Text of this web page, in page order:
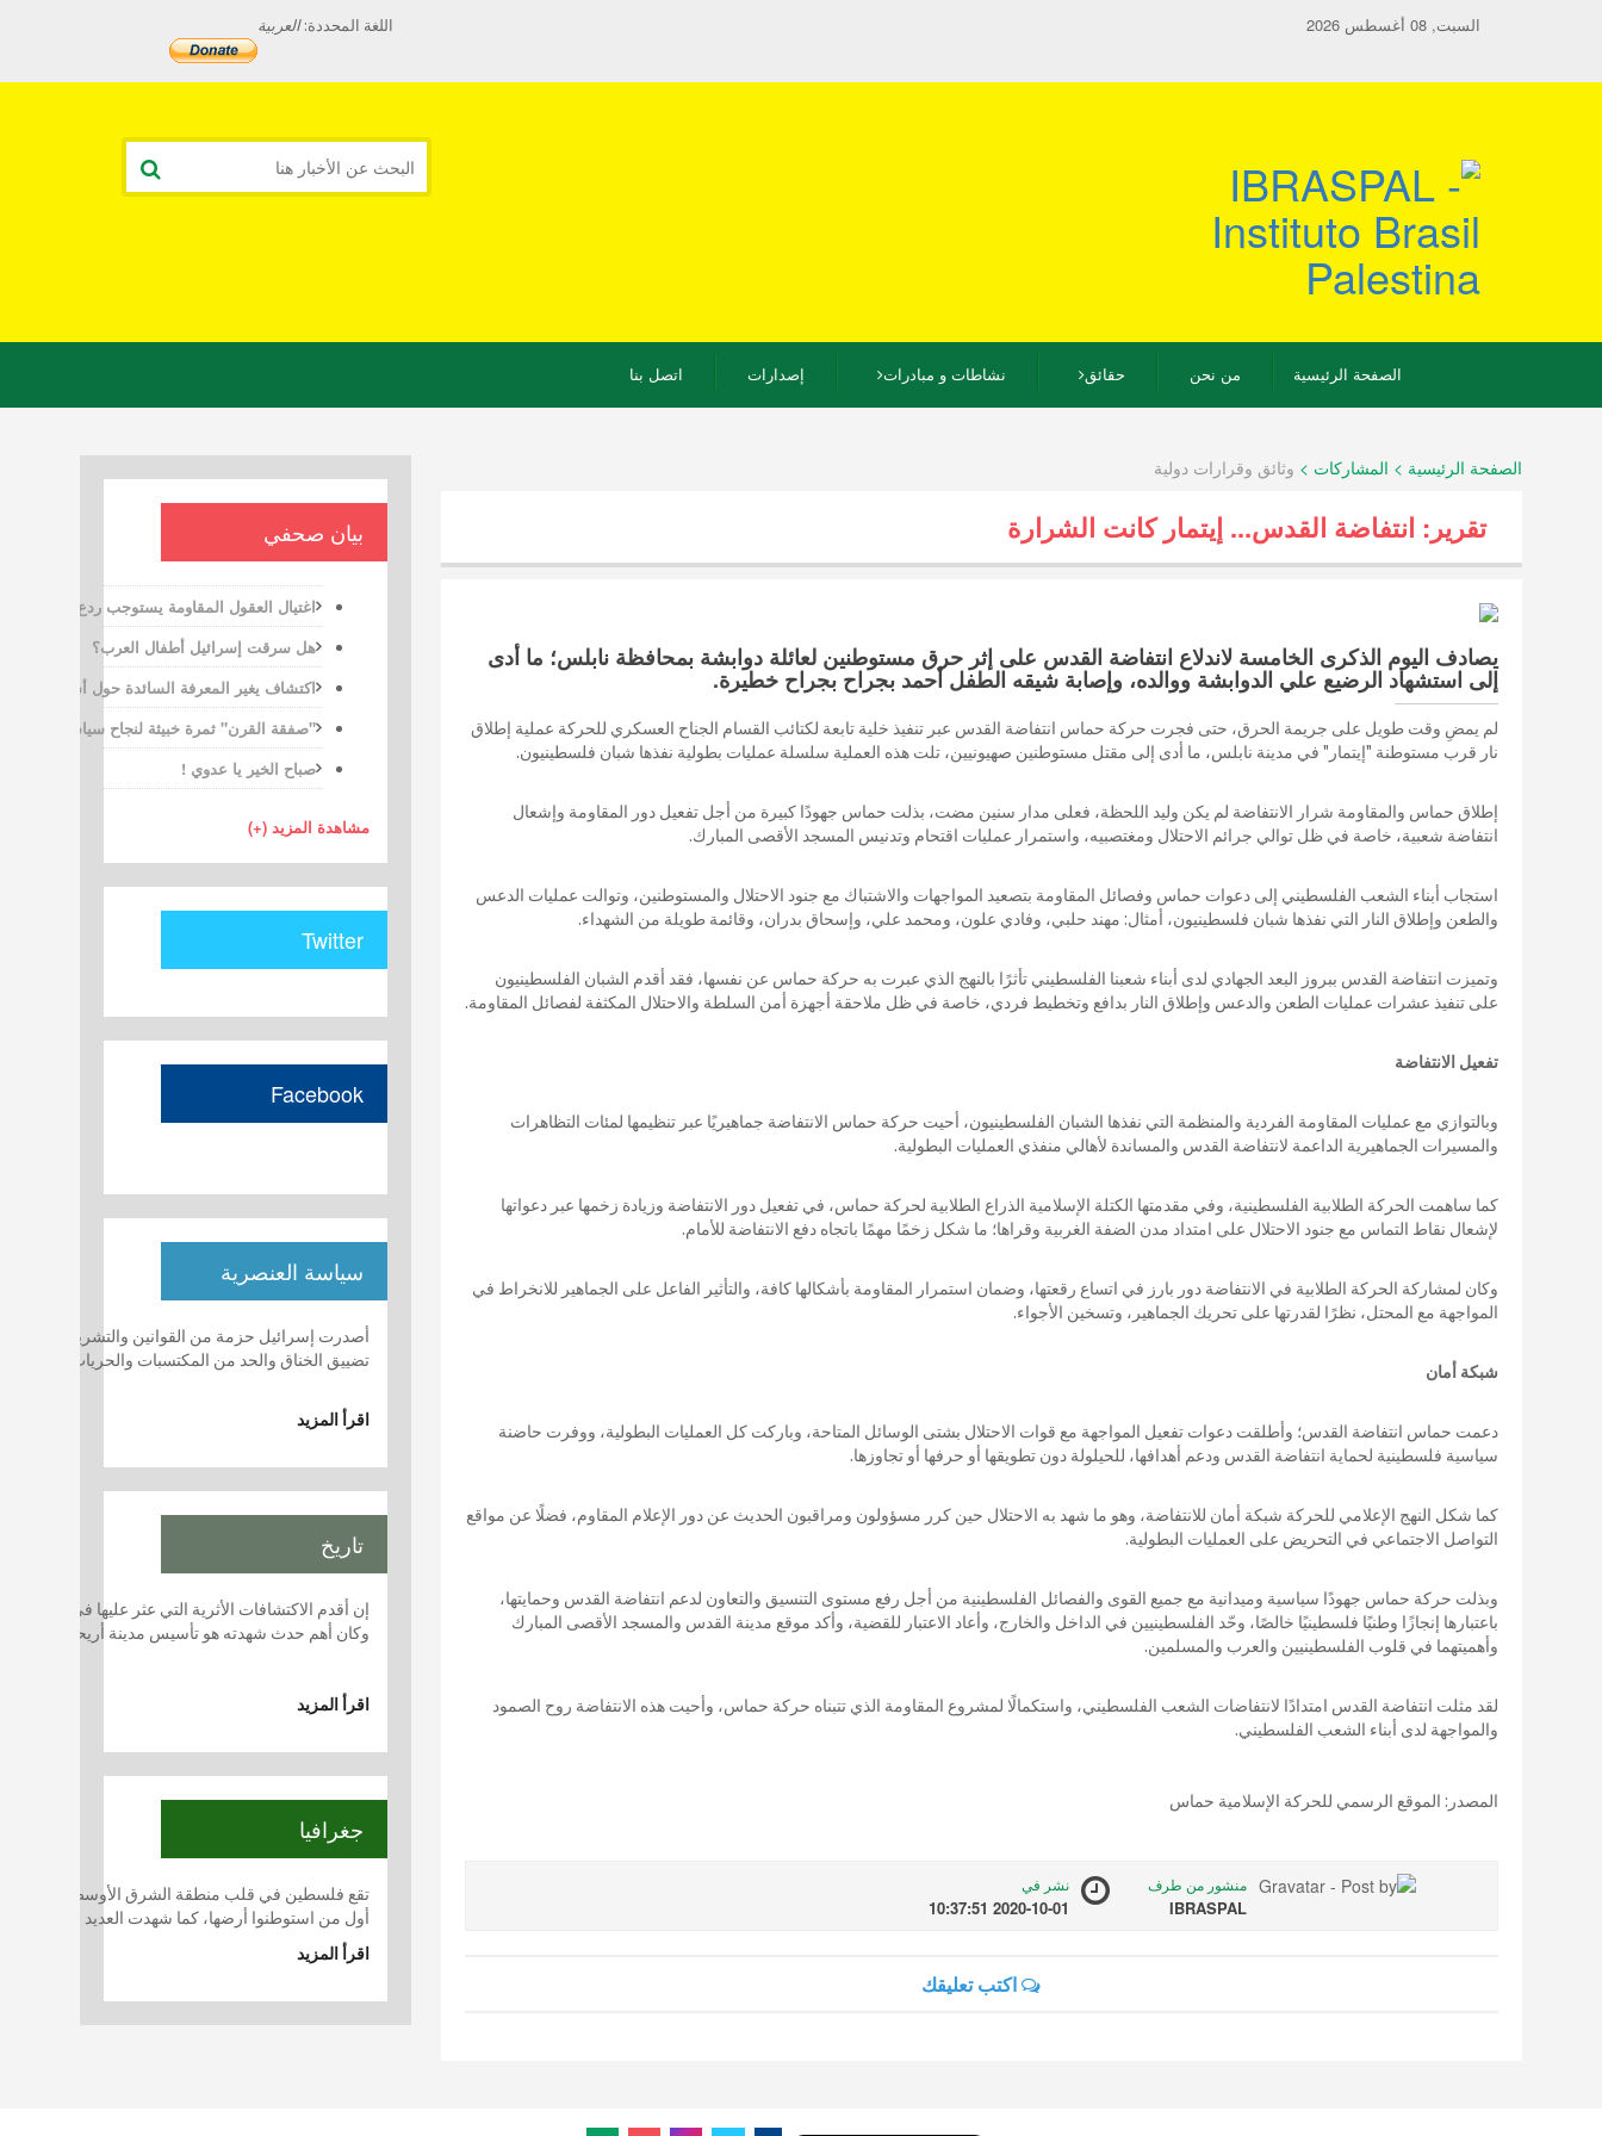
السبت, 08 أغسطس 2026 اللغة المحددة:العربية
الصفحة الرئيسية من نحن حقائق نشاطات و مبادرات إصدارات اتصل بنا
الصفحة الرئيسية > المشاركات > وثائق وقرارات دولية
تقرير: انتفاضة القدس... إيتمار كانت الشرارة
يصادف اليوم الذكرى الخامسة لاندلاع انتفاضة القدس على إثر حرق مستوطنين لعائلة دوابشة بمحافظة نابلس؛ ما أدى
إلى استشهاد الرضيع علي الدوابشة ووالده، وإصابة شيقه الطفل أحمد بجراح بجراح خطيرة.
لم يمضِ وقت طويل على جريمة الحرق، حتى فجرت حركة حماس انتفاضة القدس عبر تنفيذ خلية تابعة لكتائب القسام الجناح العسكري للحركة عملية إطلاق
نار قرب مستوطنة "إيتمار" في مدينة نابلس، ما أدى إلى مقتل مستوطنين صهيونيين، تلت هذه العملية سلسلة عمليات بطولية نفذها شبان فلسطينيون.
إطلاق حماس والمقاومة شرار الانتفاضة لم يكن وليد اللحظة، فعلى مدار سنين مضت، بذلت حماس جهودًا كبيرة من أجل تفعيل دور المقاومة وإشعال
انتفاضة شعبية، خاصة في ظل توالي جرائم الاحتلال ومغتصبيه، واستمرار عمليات اقتحام وتدنيس المسجد الأقصى المبارك.
استجاب أبناء الشعب الفلسطيني إلى دعوات حماس وفصائل المقاومة بتصعيد المواجهات والاشتباك مع جنود الاحتلال والمستوطنين، وتوالت عمليات الدعس
والطعن وإطلاق النار التي نفذها شبان فلسطينيون، أمثال: مهند حلبي، وفادي علون، ومحمد علي، وإسحاق بدران، وقائمة طويلة من الشهداء.
وتميزت انتفاضة القدس ببروز البعد الجهادي لدى أبناء شعبنا الفلسطيني تأثرًا بالنهج الذي عبرت به حركة حماس عن نفسها، فقد أقدم الشبان الفلسطينيون
على تنفيذ عشرات عمليات الطعن والدعس وإطلاق النار بدافع وتخطيط فردي، خاصة في ظل ملاحقة أجهزة أمن السلطة والاحتلال المكثفة لفصائل المقاومة.
تفعيل الانتفاضة
وبالتوازي مع عمليات المقاومة الفردية والمنظمة التي نفذها الشبان الفلسطينيون، أحيت حركة حماس الانتفاضة جماهيريًا عبر تنظيمها لمئات التظاهرات
والمسيرات الجماهيرية الداعمة لانتفاضة القدس والمساندة لأهالي منفذي العمليات البطولية.
كما ساهمت الحركة الطلابية الفلسطينية، وفي مقدمتها الكتلة الإسلامية الذراع الطلابية لحركة حماس، في تفعيل دور الانتفاضة وزيادة زخمها عبر دعواتها
لإشعال نقاط التماس مع جنود الاحتلال على امتداد مدن الضفة الغربية وقراها؛ ما شكل زخمًا مهمًا باتجاه دفع الانتفاضة للأمام.
وكان لمشاركة الحركة الطلابية في الانتفاضة دور بارز في اتساع رقعتها، وضمان استمرار المقاومة بأشكالها كافة، والتأثير الفاعل على الجماهير للانخراط في
المواجهة مع المحتل، نظرًا لقدرتها على تحريك الجماهير، وتسخين الأجواء.
شبكة أمان
دعمت حماس انتفاضة القدس؛ وأطلقت دعوات تفعيل المواجهة مع قوات الاحتلال بشتى الوسائل المتاحة، وباركت كل العمليات البطولية، ووفرت حاضنة
سياسية فلسطينية لحماية انتفاضة القدس ودعم أهدافها، للحيلولة دون تطويقها أو حرفها أو تجاوزها.
كما شكل النهج الإعلامي للحركة شبكة أمان للانتفاضة، وهو ما شهد به الاحتلال حين كرر مسؤولون ومراقبون الحديث عن دور الإعلام المقاوم، فضلًا عن مواقع
التواصل الاجتماعي في التحريض على العمليات البطولية.
وبذلت حركة حماس جهودًا سياسية وميدانية مع جميع القوى والفصائل الفلسطينية من أجل رفع مستوى التنسيق والتعاون لدعم انتفاضة القدس وحمايتها،
باعتبارها إنجازًا وطنيًا فلسطينيًا خالصًا، وحّد الفلسطينيين في الداخل والخارج، وأعاد الاعتبار للقضية، وأكد موقع مدينة القدس والمسجد الأقصى المبارك
وأهميتهما في قلوب الفلسطينيين والعرب والمسلمين.
لقد مثلت انتفاضة القدس امتدادًا لانتفاضات الشعب الفلسطيني، واستكمالًا لمشروع المقاومة الذي تتبناه حركة حماس، وأحيت هذه الانتفاضة روح الصمود
والمواجهة لدى أبناء الشعب الفلسطيني.
المصدر: الموقع الرسمي للحركة الإسلامية حماس
منشور من طرف
IBRASPAL
نشر في
2020-10-01 10:37:51
اكتب تعليقك
بيان صحفي
اغتيال العقول المقاومة يستوجب ردع “الموساد”
هل سرقت إسرائيل أطفال العرب؟
اكتشاف يغير المعرفة السائدة حول أسلافنا
"صفقة القرن" ثمرة خبيثة لنجاح سياسة الأمر
صباح الخير يا عدوي !
مشاهدة المزيد (+)
Twitter
Facebook
سياسة العنصرية
تضييق الخناق والحد من المكتسبات والحريات الفردية
اقرأ المزيد
تاريخ
وكان أهم حدث شهدته هو تأسيس مدينة أريحا التي
اقرأ المزيد
جغرافيا
أول من استوطنوا أرضها، كما شهدت العديد من
اقرأ المزيد